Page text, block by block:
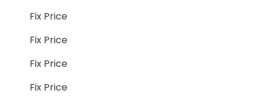
Fix Price
Fix Price
Fix Price
Fix Price